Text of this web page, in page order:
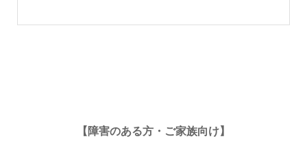
【障害のある方・ご家族向け】